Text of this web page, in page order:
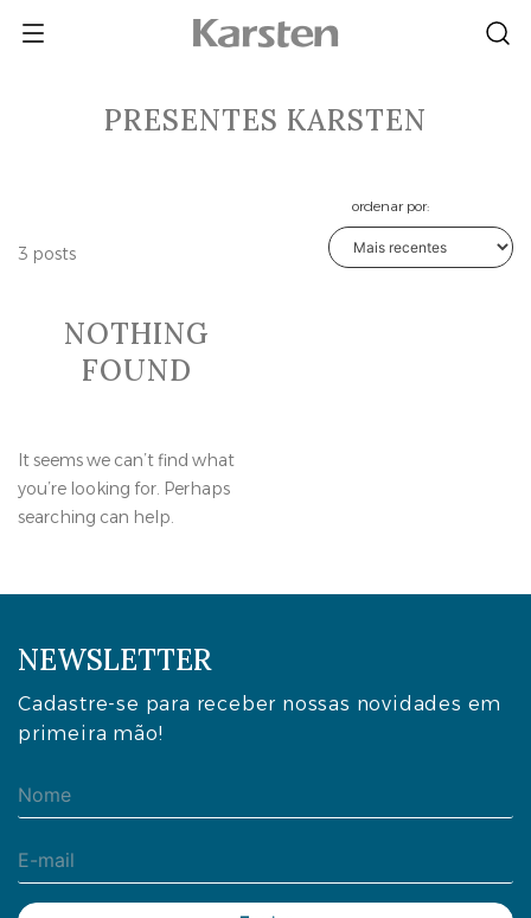
PRESENTES KARSTEN
3 posts
ordenar por:
NOTHING
FOUND
It seems we can’t find what
you’re looking for. Perhaps
searching can help.
NEWSLETTER
Cadastre-se para receber nossas novidades em
primeira mão!